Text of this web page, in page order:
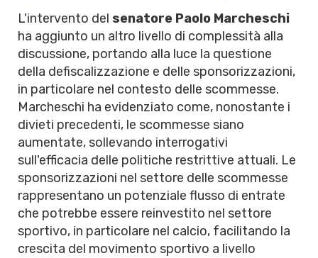
L'intervento del senatore Paolo Marcheschi
ha aggiunto un altro livello di complessità alla
discussione, portando alla luce la questione
della defiscalizzazione e delle sponsorizzazioni,
in particolare nel contesto delle scommesse.
Marcheschi ha evidenziato come, nonostante i
divieti precedenti, le scommesse siano
aumentate, sollevando interrogativi
sull'efficacia delle politiche restrittive attuali. Le
sponsorizzazioni nel settore delle scommesse
rappresentano un potenziale flusso di entrate
che potrebbe essere reinvestito nel settore
sportivo, in particolare nel calcio, facilitando la
crescita del movimento sportivo a livello